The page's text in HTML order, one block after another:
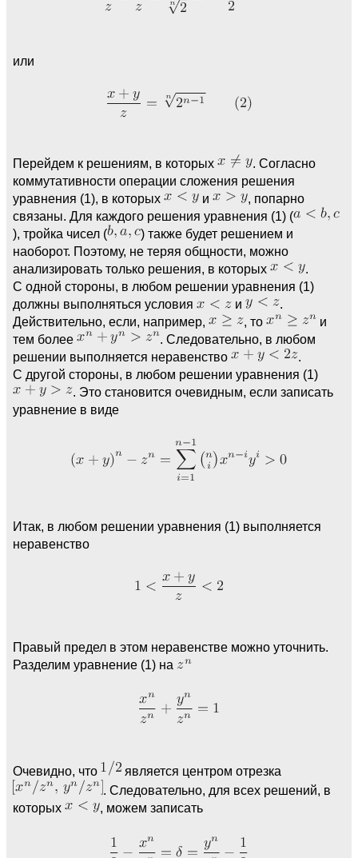
или
Перейдем к решениям, в которых
. Согласно
коммутативности операции сложения решения
уравнения (1), в которых
и
, попарно
связаны. Для каждого решения уравнения (1) (
), тройка чисел (
) также будет решением и
наоборот. Поэтому, не теряя общности, можно
анализировать только решения, в которых
.
С одной стороны, в любом решении уравнения (1)
должны выполняться условия
и
.
Действительно, если, например,
, то
и
тем более
. Следовательно, в любом
решении выполняется неравенство
.
С другой стороны, в любом решении уравнения (1)
. Это становится очевидным, если записать
уравнение в виде
Итак, в любом решении уравнения (1) выполняется
неравенство
Правый предел в этом неравенстве можно уточнить.
Разделим уравнение (1) на
Очевидно, что
является центром отрезка
. Следовательно, для всех решений, в
которых
, можем записать